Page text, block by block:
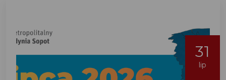
31
lip